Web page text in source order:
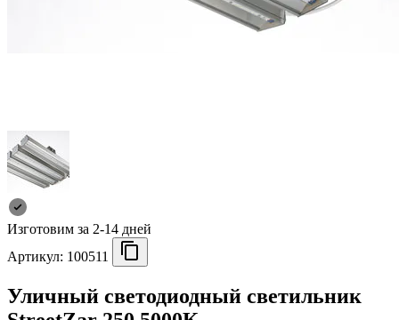
Изготовим за 2-14 дней
Артикул: 100511
Уличный светодиодный светильник